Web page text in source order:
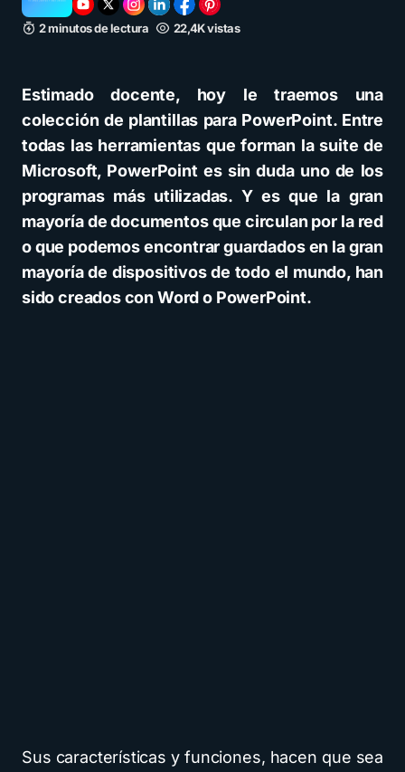
2 minutos de lectura 22,4K vistas
Estimado docente, hoy le traemos una
colección de plantillas para PowerPoint. Entre
todas las herramientas que forman la suite de
Microsoft, PowerPoint es sin duda uno de los
programas más utilizadas. Y es que la gran
mayoría de documentos que circulan por la red
o que podemos encontrar guardados en la gran
mayoría de dispositivos de todo el mundo, han
sido creados con Word o PowerPoint.
Sus características y funciones, hacen que sea